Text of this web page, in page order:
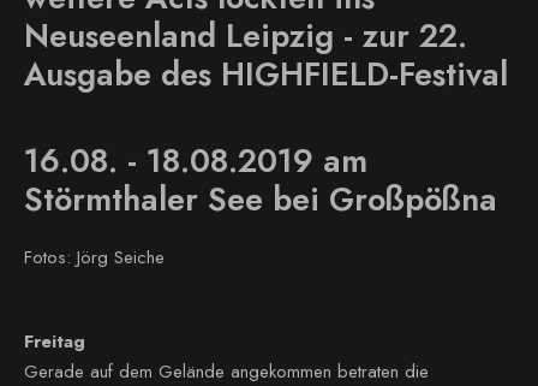
Neuseenland Leipzig - zur 22.
Ausgabe des HIGHFIELD-Festival
16.08. - 18.08.2019 am
Störmthaler See bei Großpößna
Fotos: Jörg Seiche
Freitag
Gerade auf dem Gelände angekommen betraten die